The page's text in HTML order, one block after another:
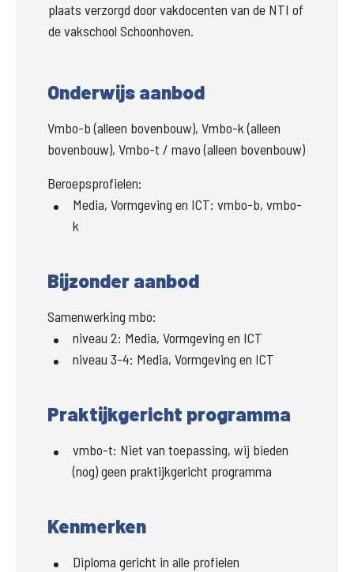
plaats verzorgd door vakdocenten van de NTI of
de vakschool Schoonhoven.
Onderwijs aanbod
Vmbo-b (alleen bovenbouw), Vmbo-k (alleen
bovenbouw), Vmbo-t / mavo (alleen bovenbouw)
Beroepsprofielen:
Media, Vormgeving en ICT: vmbo-b, vmbo-
k
Bijzonder aanbod
Samenwerking mbo:
niveau 2: Media, Vormgeving en ICT
niveau 3-4: Media, Vormgeving en ICT
Praktijkgericht programma
vmbo-t: Niet van toepassing, wij bieden
(nog) geen praktijkgericht programma
Kenmerken
Diploma gericht in alle profielen